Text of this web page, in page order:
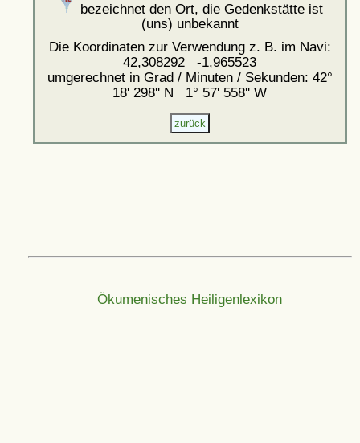
bezeichnet den Ort, die Gedenkstätte ist
(uns) unbekannt
Die Koordinaten zur Verwendung z. B. im Navi:
42,308292 -1,965523
umgerechnet in Grad / Minuten / Sekunden: 42°
18' 298'' N 1° 57' 558'' W
Ökumenisches Heiligenlexikon